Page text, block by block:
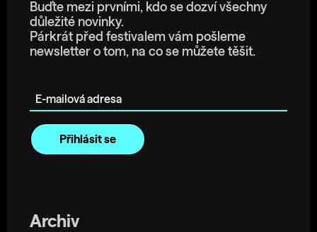
Buďte mezi prvními, kdo se dozví všechny
důležité novinky.
Párkrát před festivalem vám pošleme
newsletter o tom, na co se můžete těšit.
Archiv